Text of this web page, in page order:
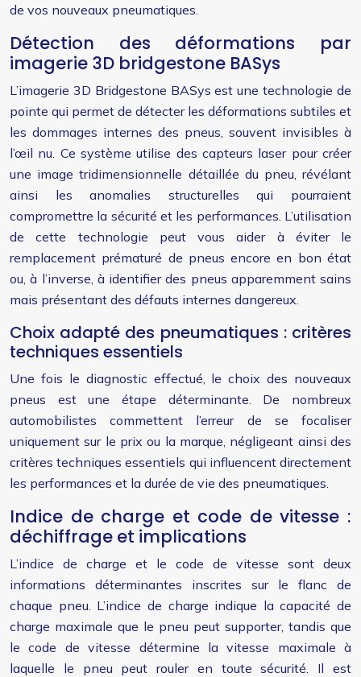
de vos nouveaux pneumatiques.
Détection des déformations par
imagerie 3D bridgestone BASys
L’imagerie 3D Bridgestone BASys est une technologie de
pointe qui permet de détecter les déformations subtiles et
les dommages internes des pneus, souvent invisibles à
l’œil nu. Ce système utilise des capteurs laser pour créer
une image tridimensionnelle détaillée du pneu, révélant
ainsi les anomalies structurelles qui pourraient
compromettre la sécurité et les performances. L’utilisation
de cette technologie peut vous aider à éviter le
remplacement prématuré de pneus encore en bon état
ou, à l’inverse, à identifier des pneus apparemment sains
mais présentant des défauts internes dangereux.
Choix adapté des pneumatiques : critères
techniques essentiels
Une fois le diagnostic effectué, le choix des nouveaux
pneus est une étape déterminante. De nombreux
automobilistes commettent l’erreur de se focaliser
uniquement sur le prix ou la marque, négligeant ainsi des
critères techniques essentiels qui influencent directement
les performances et la durée de vie des pneumatiques.
Indice de charge et code de vitesse :
déchiffrage et implications
L’indice de charge et le code de vitesse sont deux
informations déterminantes inscrites sur le flanc de
chaque pneu. L’indice de charge indique la capacité de
charge maximale que le pneu peut supporter, tandis que
le code de vitesse détermine la vitesse maximale à
laquelle le pneu peut rouler en toute sécurité. Il est